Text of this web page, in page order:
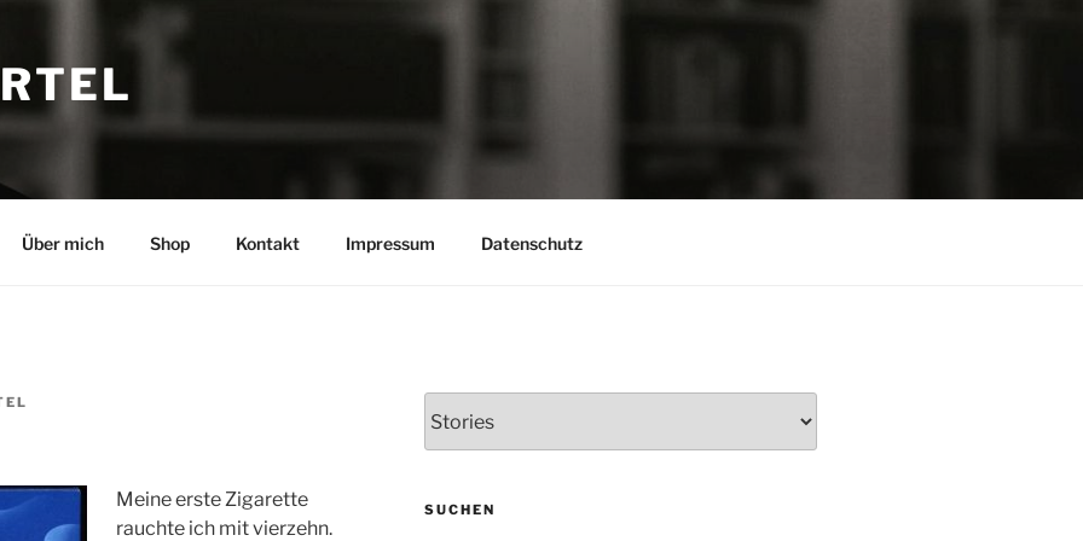
Über mich Shop Kontakt Impressum Datenschutz
Meine erste Zigarette
rauchte ich mit vierzehn.
a
t
g
SUCHEN